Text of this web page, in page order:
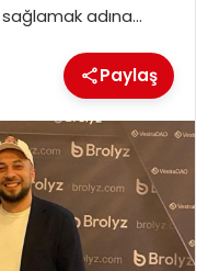
adına…
Paylaş